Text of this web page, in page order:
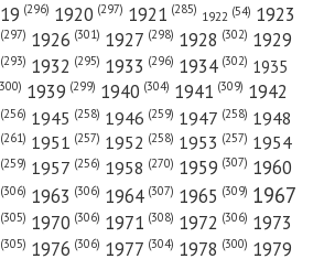
года — «Красный Север»
года — «Красный Север»
(296) 1920 (297) 1921 (285) 1922 (54) 1923
(297) 1926 (301) 1927 (298) 1928 (302) 1929
(293) 1932 (295) 1933 (296) 1934 (302) 1935
1939 (299) 1940 (304) 1941 (309) 1942
(256) 1945 (258) 1946 (259) 1947 (258) 1948
(261) 1951 (257) 1952 (258) 1953 (257) 1954
(259) 1957 (256) 1958 (270) 1959 (307) 1960
(306) 1963 (306) 1964 (307) 1965 (309) 1967
(305) 1970 (306) 1971 (308) 1972 (306) 1973
(305) 1976 (306) 1977 (304) 1978 (300) 1979